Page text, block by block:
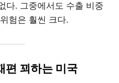
다. 그중에서도 수출 비중
험은 훨씬 크다.
편 꾀하는 미국